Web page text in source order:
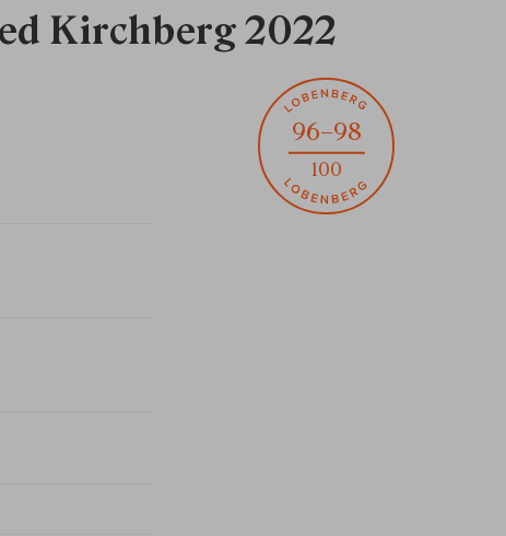
Kirchberg 2022
96–98
100